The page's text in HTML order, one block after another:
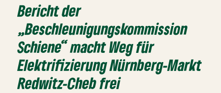
Bericht der
„Beschleunigungskommission
Schiene“ macht Weg für
Elektrifizierung Nürnberg-Markt
Redwitz-Cheb frei